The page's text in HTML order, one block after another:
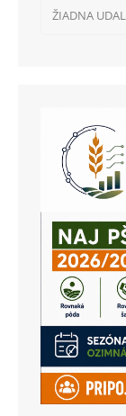
ŽIADNA